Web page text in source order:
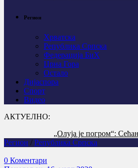
Регион
Хрватска
Република Српска
Федерација БиХ
Црна Гора
Остало
Дијаспора
Спорт
Видео
АКТУЕЛНО:
„Олуја је погром“:
Регион / Република Српска
0 Коментари